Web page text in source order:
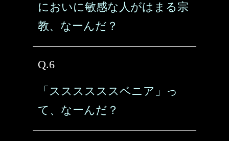
においに敏感な人がはまる宗
教、なーんだ？
Q.6
「ススススススベニア」っ
て、なーんだ？